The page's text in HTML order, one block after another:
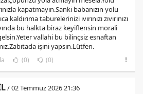
kapatmayın.Sanki babanızın yolu
kaldırıma taburelerinizi ıvırınızı zıvırınızı
bu halkta biraz keyiflensin morali
vallahi bu bilinçsiz esnaftan
işini yapsın.Lütfen.
(0) (0)
/ 02 Temmuz 2026 21:36